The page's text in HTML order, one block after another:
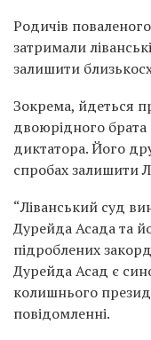
Родичів
затримали
залишити
Зокрема, йдеться
двоюрідного
диктатора. Його
спробах залишити
“Ліванський суд
Дурейда Асада та
підроблених
Дурейда Асад є
колишнього
повідомленні.